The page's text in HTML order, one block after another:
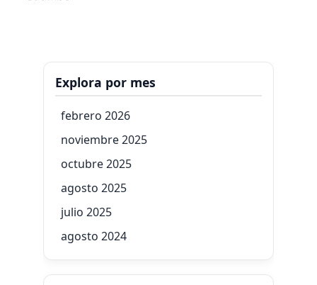
Explora por mes
febrero 2026
noviembre 2025
octubre 2025
agosto 2025
julio 2025
agosto 2024